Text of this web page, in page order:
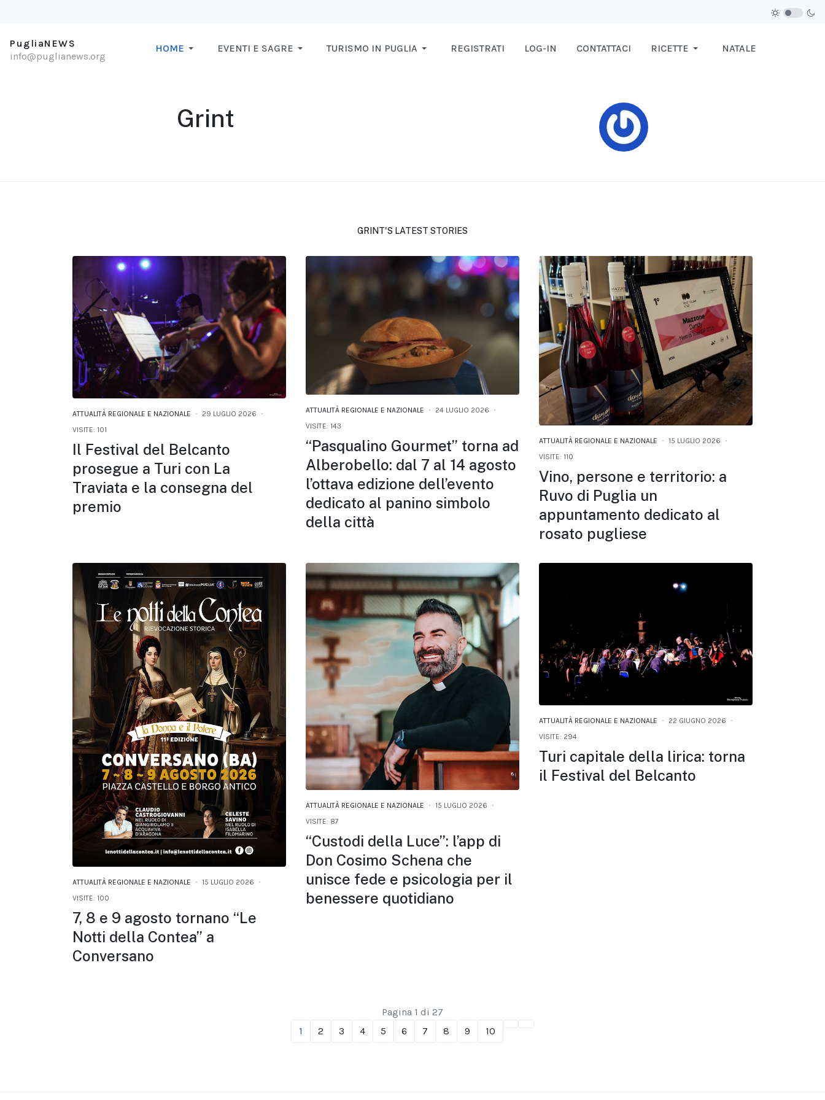
PugliaNEWS
info@puglianews.org
HOME EVENTI E SAGRE TURISMO IN PUGLIA REGISTRATI LOG-IN CONTATTACI RICETTE NATALE
Grint
GRINT'S LATEST STORIES
ATTUALITÀ REGIONALE E NAZIONALE
29 LUGLIO 2026
VISITE: 101
Il Festival del Belcanto
prosegue a Turi con La
Traviata e la consegna del
premio
ATTUALITÀ REGIONALE E NAZIONALE
24 LUGLIO 2026
VISITE: 143
“Pasqualino Gourmet” torna ad
Alberobello: dal 7 al 14 agosto
l’ottava edizione dell’evento
dedicato al panino simbolo
della città
ATTUALITÀ REGIONALE E NAZIONALE
15 LUGLIO 2026
VISITE: 110
Vino, persone e territorio: a
Ruvo di Puglia un
appuntamento dedicato al
rosato pugliese
ATTUALITÀ REGIONALE E NAZIONALE
15 LUGLIO 2026
VISITE: 100
7, 8 e 9 agosto tornano “Le
Notti della Contea” a
Conversano
ATTUALITÀ REGIONALE E NAZIONALE
15 LUGLIO 2026
VISITE: 87
“Custodi della Luce”: l’app di
Don Cosimo Schena che
unisce fede e psicologia per il
benessere quotidiano
ATTUALITÀ REGIONALE E NAZIONALE
22 GIUGNO 2026
VISITE: 294
Turi capitale della lirica: torna
il Festival del Belcanto
1 2 3 4 5 6 7 8 9 10
Pagina 1 di 27